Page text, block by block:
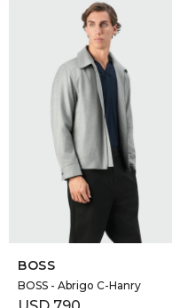
SELECCIONAR TALLE
BOSS
BOSS - Abrigo C-Hanry